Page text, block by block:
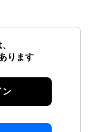
ります
ン